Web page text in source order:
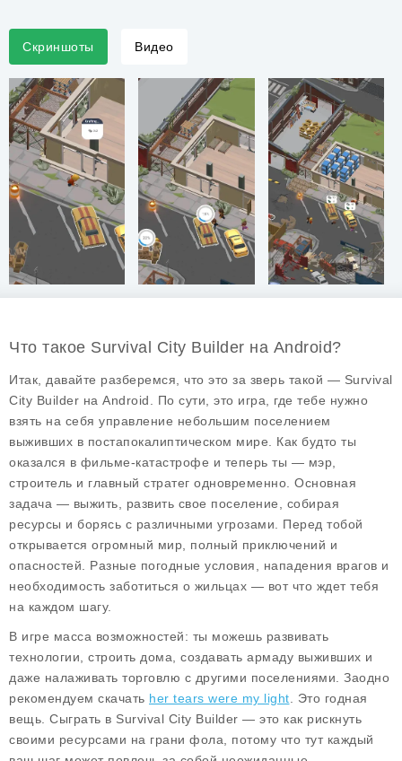
Скриншоты Видео
Что такое Survival City Builder на Android?
Итак, давайте разберемся, что это за зверь такой — Survival
City Builder на Android. По сути, это игра, где тебе нужно
взять на себя управление небольшим поселением
выживших в постапокалиптическом мире. Как будто ты
оказался в фильме-катастрофе и теперь ты — мэр,
строитель и главный стратег одновременно. Основная
задача — выжить, развить свое поселение, собирая
ресурсы и борясь с различными угрозами. Перед тобой
открывается огромный мир, полный приключений и
опасностей. Разные погодные условия, нападения врагов и
необходимость заботиться о жильцах — вот что ждет тебя
на каждом шагу.
В игре масса возможностей: ты можешь развивать
технологии, строить дома, создавать армаду выживших и
даже налаживать торговлю с другими поселениями. Заодно
рекомендуем скачать her tears were my light . Это годная
вещь. Сыграть в Survival City Builder — это как рискнуть
своими ресурсами на грани фола, потому что тут каждый